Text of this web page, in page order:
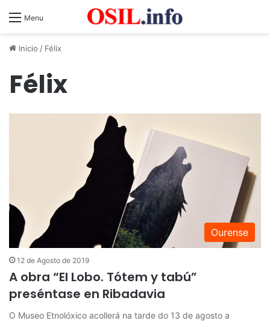
Menu
Inicio / Félix
Félix
Ourense
12 de Agosto de 2019
A obra “El Lobo. Tótem y tabú”
preséntase en Ribadavia
O Museo Etnolóxico acollerá na tarde do 13 de agosto a